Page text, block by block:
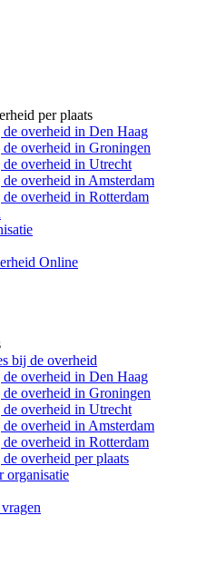
per plaats
de overheid in Den Haag
de overheid in Groningen
de overheid in Utrecht
de overheid in Amsterdam
de overheid in Rotterdam
Online
bij de overheid
de overheid in Den Haag
de overheid in Groningen
de overheid in Utrecht
de overheid in Amsterdam
de overheid in Rotterdam
overheid per plaats
organisatie